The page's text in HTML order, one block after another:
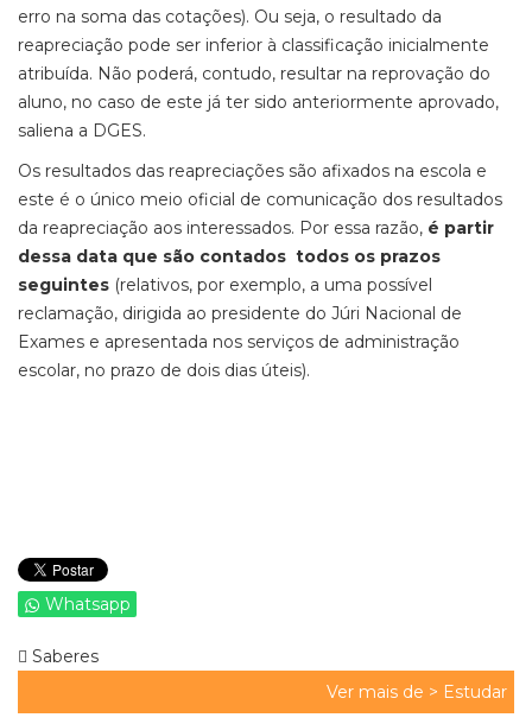
erro na soma das cotações). Ou seja, o resultado da
reapreciação pode ser inferior à classificação inicialmente
atribuída. Não poderá, contudo, resultar na reprovação do
aluno, no caso de este já ter sido anteriormente aprovado,
saliena a DGES.
Os resultados das reapreciações são afixados na escola e
este é o único meio oficial de comunicação dos resultados
da reapreciação aos interessados. Por essa razão, é partir
dessa data que são contados todos os prazos
seguintes (relativos, por exemplo, a uma possível
reclamação, dirigida ao presidente do Júri Nacional de
Exames e apresentada nos serviços de administração
escolar, no prazo de dois dias úteis).
Whatsapp
Saberes
Ver mais de > Estudar